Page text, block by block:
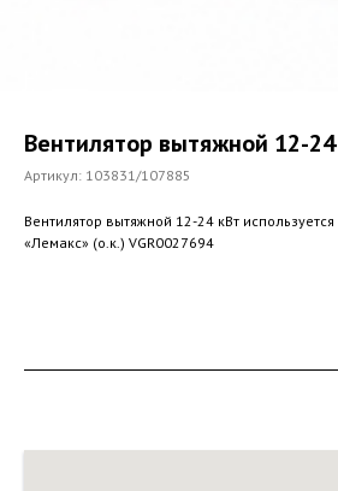
Вентилятор вытяжной 12-
Артикул: 103831/107885
Вентилятор вытяжной 12-24 кВт
«Лемакс» (о.к.) VGR0027694